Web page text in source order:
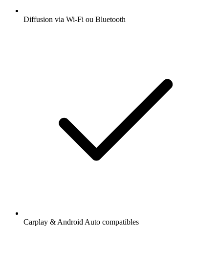
Diffusion via Wi-Fi ou Bluetooth
Carplay & Android Auto compatibles